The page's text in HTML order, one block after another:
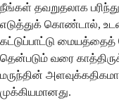
நீங்கள் தவறுதலாக
எடுத்துக் கொண்டால்,
கட்டுப்பாட்டு
தென்படும் வரை
மருந்தின்
முக்கியமானது.